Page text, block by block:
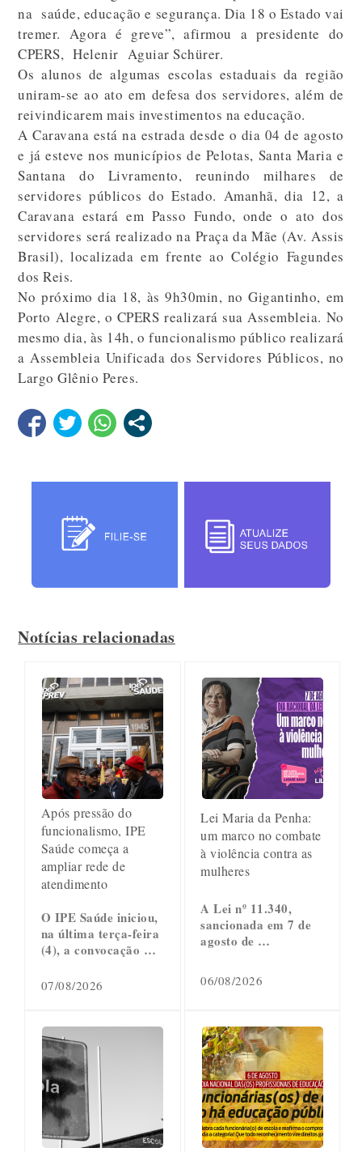
na saúde, educação e segurança. Dia 18 o Estado vai
tremer. Agora é greve”, afirmou a presidente do
CPERS, Helenir Aguiar Schürer.
Os alunos de algumas escolas estaduais da região
uniram-se ao ato em defesa dos servidores, além de
reivindicarem mais investimentos na educação.
A Caravana está na estrada desde o dia 04 de agosto
e já esteve nos municípios de Pelotas, Santa Maria e
Santana do Livramento, reunindo milhares de
servidores públicos do Estado. Amanhã, dia 12, a
Caravana estará em Passo Fundo, onde o ato dos
servidores será realizado na Praça da Mãe (Av. Assis
Brasil), localizada em frente ao Colégio Fagundes
dos Reis.
No próximo dia 18, às 9h30min, no Gigantinho, em
Porto Alegre, o CPERS realizará sua Assembleia. No
mesmo dia, às 14h, o funcionalismo público realizará
a Assembleia Unificada dos Servidores Públicos, no
Largo Glênio Peres.
Notícias relacionadas
Após pressão do
funcionalismo, IPE
Saúde começa a
ampliar rede de
atendimento
O IPE Saúde iniciou,
na última terça-feira
(4), a convocação …
07/08/2026
Lei Maria da Penha:
um marco no combate
à violência contra as
mulheres
A Lei nº 11.340,
sancionada em 7 de
agosto de …
06/08/2026